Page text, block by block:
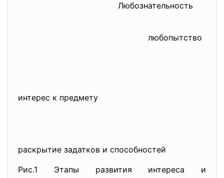
Любознательность
любопытство
интерес к предмету
раскрытие задатков и способностей
Рис.1 Этапы развития интереса и